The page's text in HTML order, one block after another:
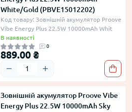
White/Gold (PBVE15012202)
Код товару: Зовнішній акумулятор Proove
Vibe Energy Plus 22.5W 10000mAh Whit
В наявності
0
889.00 ₴
Зовнішній акумулятор Proove Vibe
Energy Plus 22.5W 10000mAh Sky